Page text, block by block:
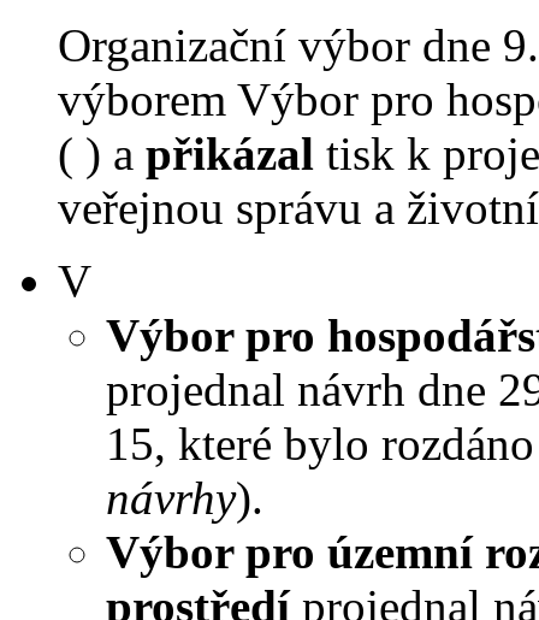
Organizační výbor dne
výborem Výbor pro
( ) a přikázal tisk k
veřejnou správu a
V
Výbor pro
projednal návrh dne
15, které bylo
návrhy).
Výbor pro územní
prostředíprojednal